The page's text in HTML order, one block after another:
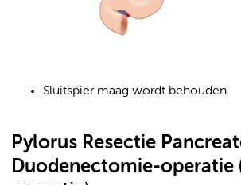
Sluitspier maag wordt behouden.
Pylorus Resectie
Duodenectomie-operatie